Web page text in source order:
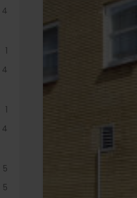
4
1
4
1
4
5
5